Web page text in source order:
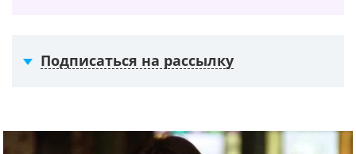
Подписаться на рассылку